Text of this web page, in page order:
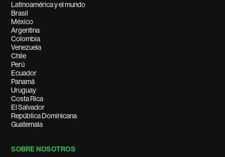
Latinoamérica y el mundo
Brasil
México
Argentina
Colombia
Venezuela
Chile
Perú
Ecuador
Panamá
Uruguay
Costa Rica
El Salvador
República Dominicana
Guatemala
SOBRE NOSOTROS